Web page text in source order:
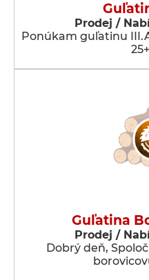
Prodej /
Ponúkam guľatinu
Guľatina
Prodej /
Dobrý deň,